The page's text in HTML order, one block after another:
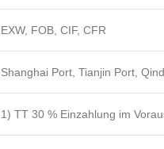
EXW, FOB, CIF, CFR
Shanghai Port, Tianjin Port,
1) TT 30 % Einzahlung im